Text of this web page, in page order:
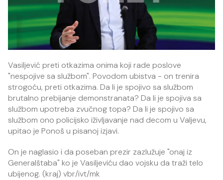
Vasiljević preti otkazima onima koji rade poslove
"nespojive sa službom". Povodom ubistva - on trenira
strogoću, preti otkazima. Da li je spojivo sa službom
brutalno prebijanje demonstranata? Da li je spojiva sa
službom upotreba zvučnog topa? Da li je spojivo sa
službom ono policijsko iživljavanje nad decom u Valjevu,
upitao je Ponoš u pisanoj izjavi.
On je naglasio i da poseban prezir zazlužuje "onaj iz
Generalštaba" ko je Vasiljeviću dao vojsku da traži telo
ubijenog. (kraj) vbr/ivt/mk